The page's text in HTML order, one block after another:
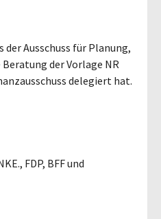
der Ausschuss für Planung,
der Vorlage NR
delegiert hat.
FDP, BFF und